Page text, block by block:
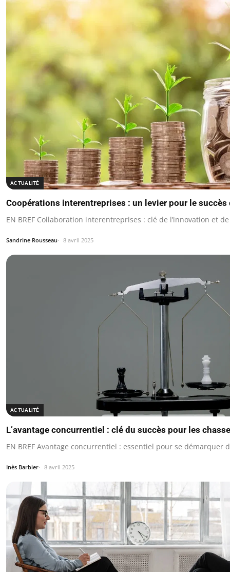
ACTUALITÉ
Coopérations interentreprises : un levier pour le succès
EN BREF Collaboration interentreprises : clé de l’innovation et
Sandrine Rousseau 8 avril 2025
ACTUALITÉ
L’avantage concurrentiel : clé du succès pour les
EN BREF Avantage concurrentiel : essentiel pour se démarquer
Inès Barbier 8 avril 2025